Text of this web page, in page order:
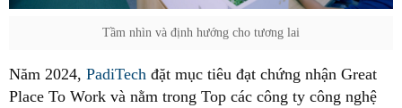
Tầm nhìn và định hướng cho tương lai
Năm 2024, PadiTech đặt mục tiêu đạt chứng nhận Great
Place To Work và nằm trong Top các công ty công nghệ